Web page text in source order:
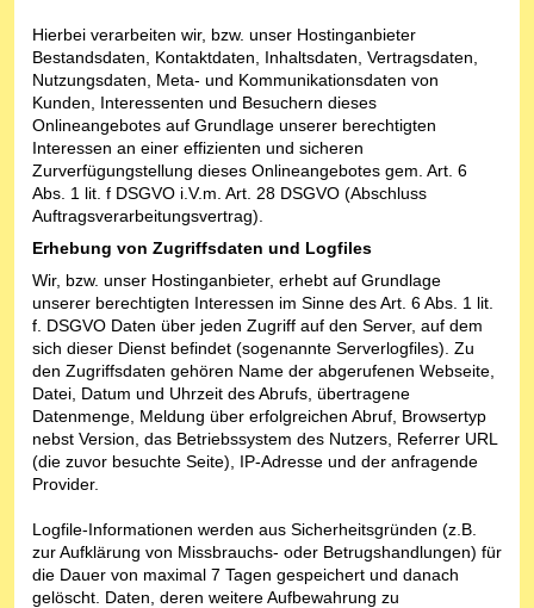
Hierbei verarbeiten wir, bzw. unser Hostinganbieter
Bestandsdaten, Kontaktdaten, Inhaltsdaten, Vertragsdaten,
Nutzungsdaten, Meta- und Kommunikationsdaten von
Kunden, Interessenten und Besuchern dieses
Onlineangebotes auf Grundlage unserer berechtigten
Interessen an einer effizienten und sicheren
Zurverfügungstellung dieses Onlineangebotes gem. Art. 6
Abs. 1 lit. f DSGVO i.V.m. Art. 28 DSGVO (Abschluss
Auftragsverarbeitungsvertrag).
Erhebung von Zugriffsdaten und Logfiles
Wir, bzw. unser Hostinganbieter, erhebt auf Grundlage
unserer berechtigten Interessen im Sinne des Art. 6 Abs. 1 lit.
f. DSGVO Daten über jeden Zugriff auf den Server, auf dem
sich dieser Dienst befindet (sogenannte Serverlogfiles). Zu
den Zugriffsdaten gehören Name der abgerufenen Webseite,
Datei, Datum und Uhrzeit des Abrufs, übertragene
Datenmenge, Meldung über erfolgreichen Abruf, Browsertyp
nebst Version, das Betriebssystem des Nutzers, Referrer URL
(die zuvor besuchte Seite), IP-Adresse und der anfragende
Provider.
Logfile-Informationen werden aus Sicherheitsgründen (z.B.
zur Aufklärung von Missbrauchs- oder Betrugshandlungen) für
die Dauer von maximal 7 Tagen gespeichert und danach
gelöscht. Daten, deren weitere Aufbewahrung zu